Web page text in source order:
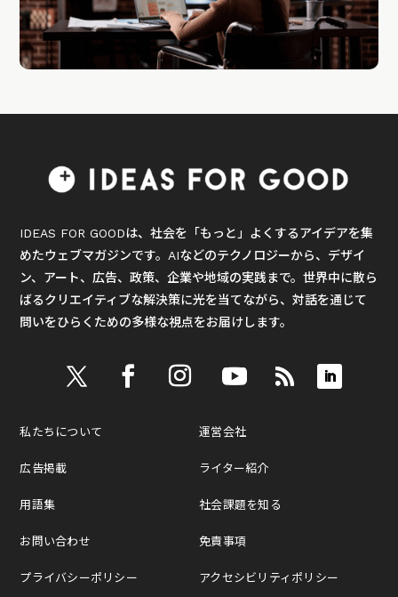
IDEAS FOR GOODは、社会を「もっと」よくするアイデアを集
めたウェブマガジンです。AIなどのテクノロジーから、デザイ
ン、アート、広告、政策、企業や地域の実践まで。世界中に散ら
ばるクリエイティブな解決策に光を当てながら、対話を通じて
問いをひらくための多様な視点をお届けします。
私たちについて
広告掲載
用語集
お問い合わせ
プライバシーポリシー
運営会社
ライター紹介
社会課題を知る
免責事項
アクセシビリティポリシー